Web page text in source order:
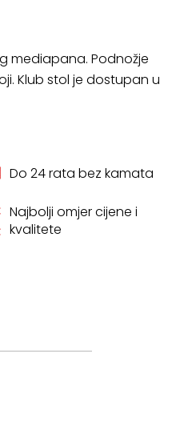
mediapana. Podnožje
Klub stol je dostupan u
Do 24 rata bez kamata
Najbolji omjer cijene i
kvalitete